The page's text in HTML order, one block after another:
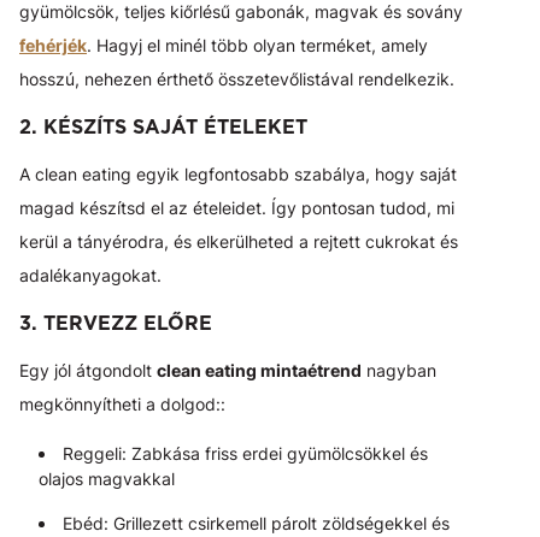
gyümölcsök, teljes kiőrlésű gabonák, magvak és sovány
fehérjék. Hagyj el minél több olyan terméket, amely
hosszú, nehezen érthető összetevőlistával rendelkezik.
2. KÉSZÍTS SAJÁT ÉTELEKET
A clean eating egyik legfontosabb szabálya, hogy saját
magad készítsd el az ételeidet. Így pontosan tudod, mi
kerül a tányérodra, és elkerülheted a rejtett cukrokat és
adalékanyagokat.
3. TERVEZZ ELŐRE
Egy jól átgondolt clean eating mintaétrend nagyban
megkönnyítheti a dolgod::
Reggeli: Zabkása friss erdei gyümölcsökkel és
olajos magvakkal
Ebéd: Grillezett csirkemell párolt zöldségekkel és